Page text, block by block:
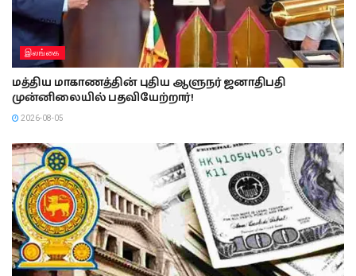
இலங்கை
மத்திய மாகாணத்தின் புதிய ஆளுநர் ஜனாதிபதி
முன்னிலையில் பதவியேற்றார்!
2026-08-05